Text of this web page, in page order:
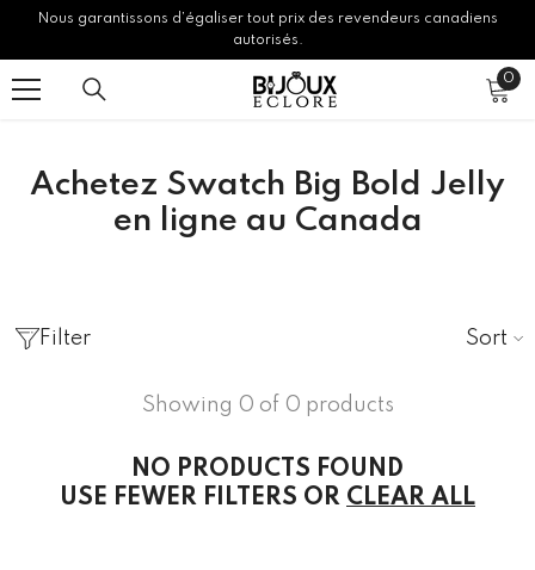
SKIP TO CONTENT
Nous garantissons d’égaliser tout prix des revendeurs canadiens
autorisés.
00
Achetez Swatch Big Bold Jelly
en ligne au Canada
Filter Sort
Showing 0 of 0 products
NO PRODUCTS FOUND
USE FEWER FILTERS OR CLEAR ALL